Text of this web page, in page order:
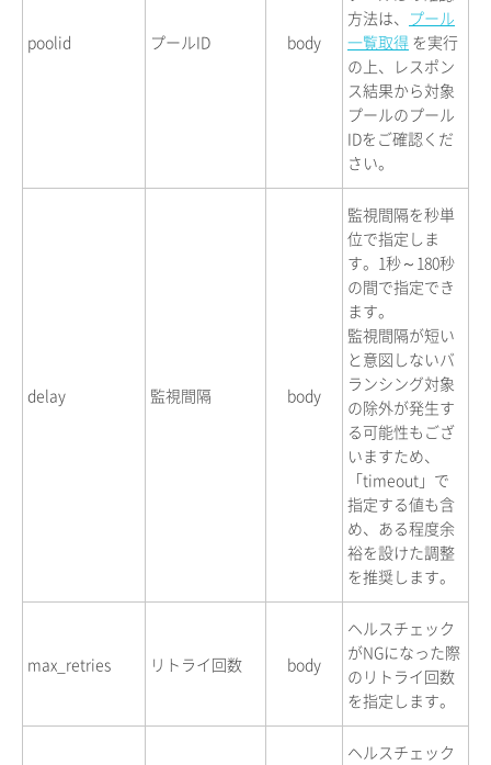
poolid プールID body
方法は、 プール
一覧取得 を実行
の上、レスポン
ス結果から対象
プールのプール
IDをご確認くだ
さい。
delay 監視間隔 body
監視間隔を秒単
位で指定しま
す。1秒～180秒
の間で指定でき
ます。
監視間隔が短い
と意図しないバ
ランシング対象
の除外が発生す
る可能性もござ
いますため、
「timeout」で
指定する値も含
め、ある程度余
裕を設けた調整
を推奨します。
max_retries リトライ回数 body
ヘルスチェック
がNGになった際
のリトライ回数
を指定します。
ヘルスチェック